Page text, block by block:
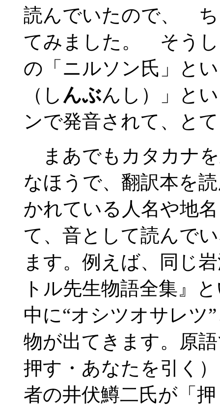
読んでいたので、 ち
てみました。 そうし
の「ニルソン氏」と
（し んぶんし）」と
ンで発音されて、と
まあでもカタカナ
なほうで、翻訳本を
かれている人名や地
て、音として読んで
ます。例えば、同じ
トル先生物語全集』
中に“オシツオサレツ
物が出てきます。原語
押す・あなたを引く
者の井伏鱒二氏が「